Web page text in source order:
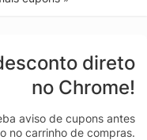
direto
no Chrome!
aviso de cupons antes
no carrinho de compras.